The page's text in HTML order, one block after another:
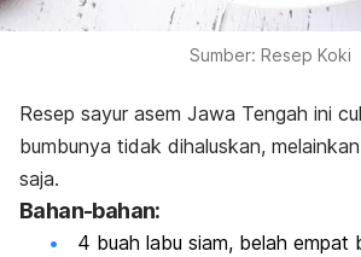
Sumber: Resep Koki
Resep sayur asem Jawa Tengah ini
bumbunya tidak dihaluskan,
saja.
Bahan-bahan:
4 buah labu siam, belah empat